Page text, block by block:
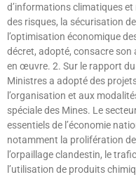
d’informations climatiques
des risques, la sécurisation
l’optimisation économique
décret, adopté, consacre
en œuvre. 2. Sur le rapport
Ministres a adopté des
l’organisation et aux
spéciale des Mines. Le
essentiels de l’économie
notamment la prolifération
l’orpaillage clandestin, le
l’utilisation de produits